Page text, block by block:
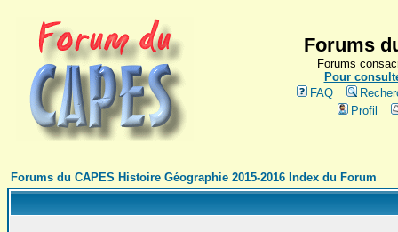
Forums
Forums
Pour
FAQ
Profil
Forums du CAPES Histoire Géographie 2015-2016 Index du Forum